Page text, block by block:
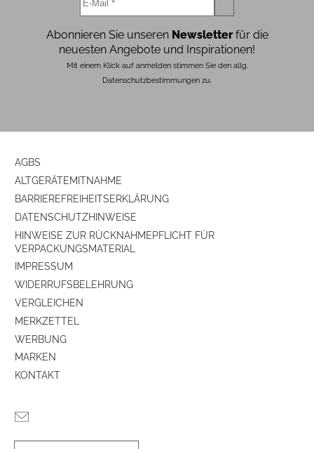
Abonnieren Sie unseren Newsletterfür die
neuesten Angebote und Inspirationen!
Mit einem Klick auf anmelden stimmen Sie den allg.
Datenschutzbestimmungen zu.
AGBS
ALTGERÄTEMITNAHME
BARRIEREFREIHEITSERKLÄRUNG
DATENSCHUTZHINWEISE
HINWEISE ZUR RÜCKNAHMEPFLICHT FÜR
VERPACKUNGSMATERIAL
IMPRESSUM
WIDERRUFSBELEHRUNG
VERGLEICHEN
MERKZETTEL
WERBUNG
MARKEN
KONTAKT